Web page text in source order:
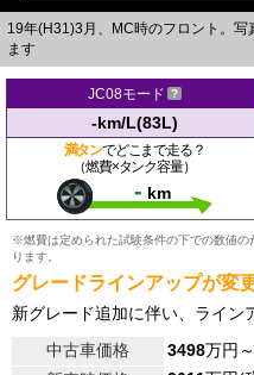
19年(H31)3月、MC時のフロント。写
ます
JC08モード
-km/L(83L)
満タンでどこまで走る？
（燃費×タンク容量）
- km
※燃費は定められた試験条件の下での数値の
ります。
グレードラインアップが変
新グレード追加に伴い、ライン
中古車価格
3498万円～